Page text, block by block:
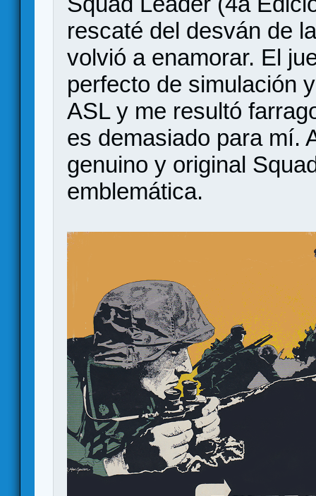
rescaté del desván de
volvió a enamorar. El
perfecto de simulación
ASL y me resultó
es demasiado para mí.
genuino y original
emblemática.